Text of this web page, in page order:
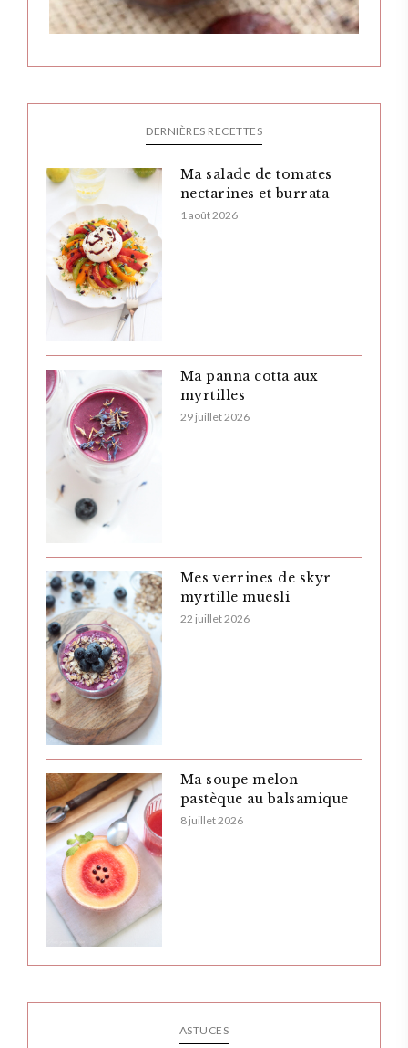
DERNIÈRES RECETTES
Ma salade de tomates
nectarines et burrata
1 août 2026
Ma panna cotta aux
myrtilles
29 juillet 2026
Mes verrines de skyr
myrtille muesli
22 juillet 2026
Ma soupe melon
pastèque au balsamique
8 juillet 2026
ASTUCES